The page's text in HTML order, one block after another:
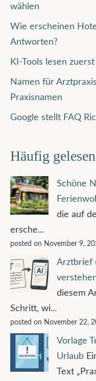
wählen
Wie erscheinen
Antworten?
KI-Tools lesen
Namen für
Praxisnamen
Google stellt FAQ
Häufig gelesen
Schöne
die auf
ersche...
posted on November 9,
Arztbrief
diesem
Schritt, wi...
posted on November 22,
Vorlage
Urlaub
Text